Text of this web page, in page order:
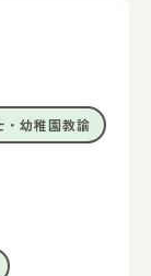
・幼稚園教諭